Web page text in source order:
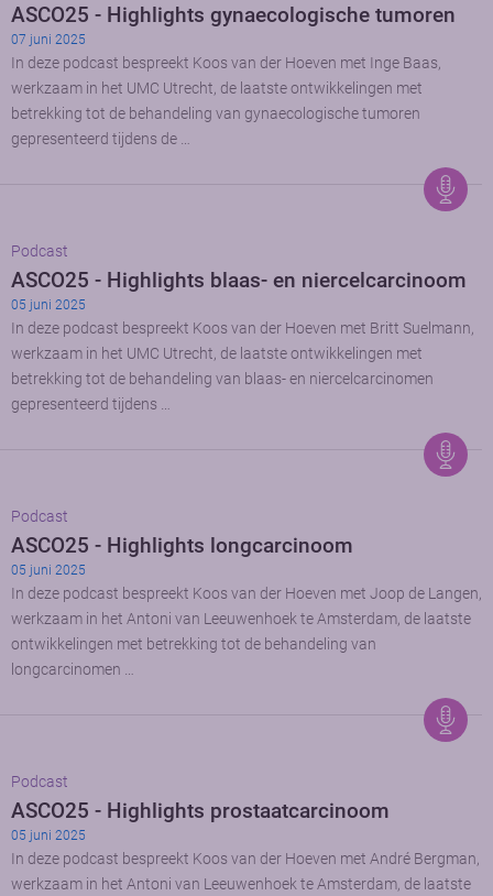
ASCO25 - Highlights gynaecologische tumoren
07 juni 2025
In deze podcast bespreekt Koos van der Hoeven met Inge Baas,
werkzaam in het UMC Utrecht, de laatste ontwikkelingen met
betrekking tot de behandeling van gynaecologische tumoren
gepresenteerd tijdens de …
Podcast
ASCO25 - Highlights blaas- en niercelcarcinoom
05 juni 2025
In deze podcast bespreekt Koos van der Hoeven met Britt Suelmann,
werkzaam in het UMC Utrecht, de laatste ontwikkelingen met
betrekking tot de behandeling van blaas- en niercelcarcinomen
gepresenteerd tijdens …
Podcast
ASCO25 - Highlights longcarcinoom
05 juni 2025
In deze podcast bespreekt Koos van der Hoeven met Joop de Langen,
werkzaam in het Antoni van Leeuwenhoek te Amsterdam, de laatste
ontwikkelingen met betrekking tot de behandeling van
longcarcinomen …
Podcast
ASCO25 - Highlights prostaatcarcinoom
05 juni 2025
In deze podcast bespreekt Koos van der Hoeven met André Bergman,
werkzaam in het Antoni van Leeuwenhoek te Amsterdam, de laatste